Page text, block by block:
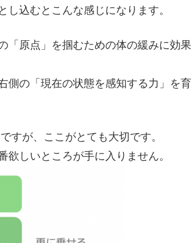
込むとこんな感じになります。
「原点」を掴むための体の緩みに効果
側の「現在の状態を感知する力」を育
すが、ここがとても大切です。
しいところが手に入りません。